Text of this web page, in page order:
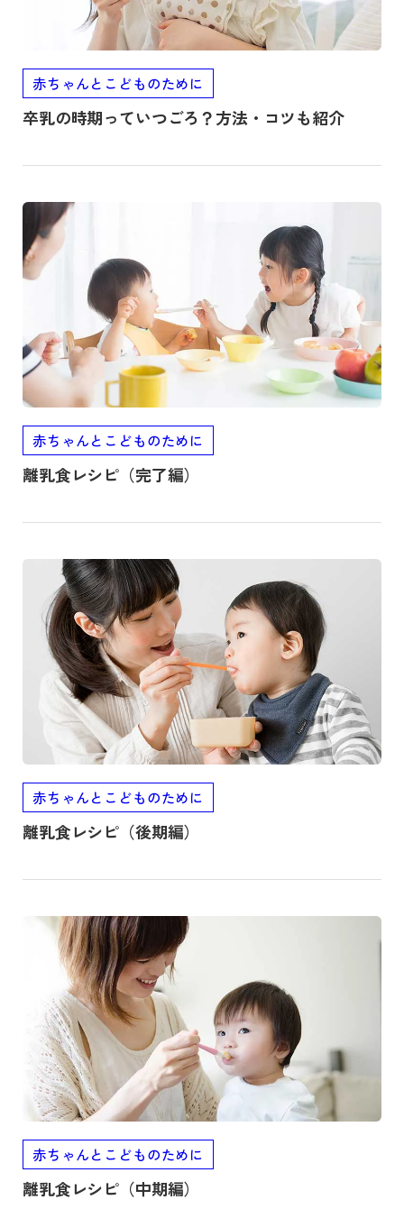
赤ちゃんとこどものために
卒乳の時期っていつごろ？方法・コツも紹介
赤ちゃんとこどものために
離乳食レシピ（完了編）
記事を読む
赤ちゃんとこどものために
離乳食レシピ（後期編）
記事を読む
赤ちゃんとこどものために
離乳食レシピ（中期編）
記事を読む